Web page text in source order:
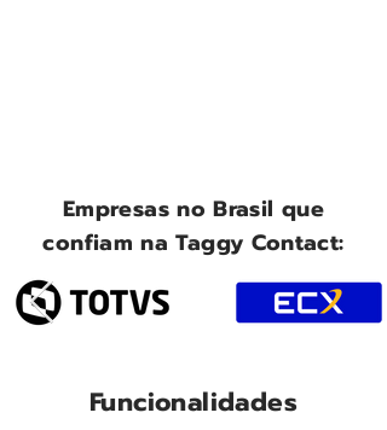
Empresas no Brasil que
confiam na Taggy Contact:
Funcionalidades